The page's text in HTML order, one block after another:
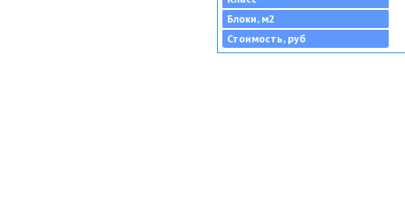
Блоки, м2
Стоимость, руб